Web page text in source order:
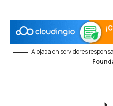
Alojada en servidores